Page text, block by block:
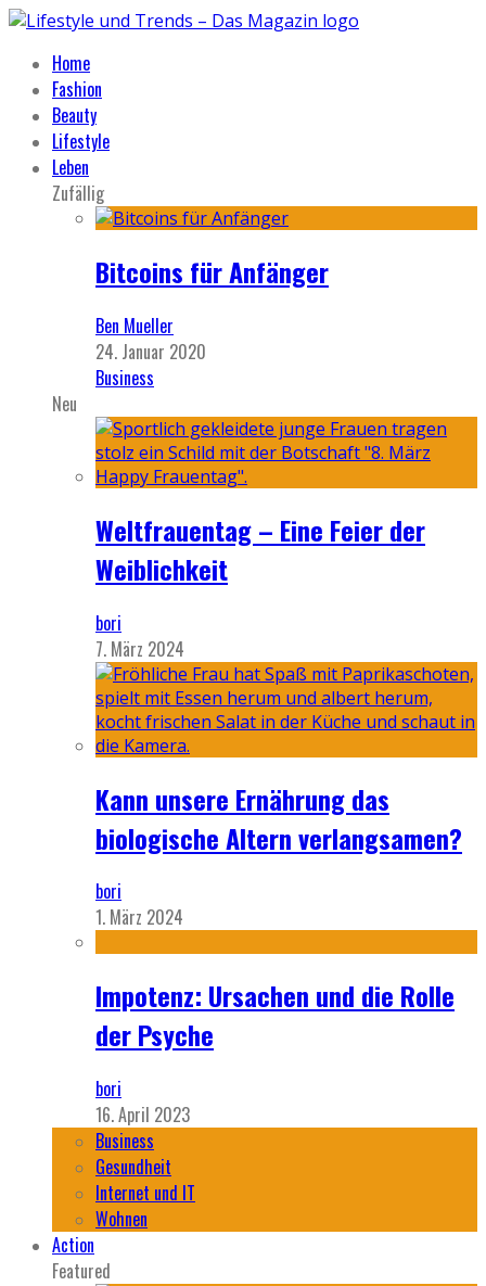
Home
Fashion
Beauty
Lifestyle
Leben
Zufällig
Bitcoins für Anfänger
Ben Mueller
24. Januar 2020
Business
Neu
Weltfrauentag – Eine Feier der
Weiblichkeit
bori
7. März 2024
Kann unsere Ernährung das
biologische Altern verlangsamen?
bori
1. März 2024
Impotenz: Ursachen und die Rolle
der Psyche
bori
16. April 2023
Business
Gesundheit
Internet und IT
Wohnen
Action
Featured